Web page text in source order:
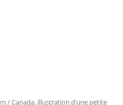
/ Canada, illustration d’une petite